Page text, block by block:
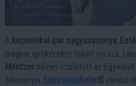
A kozmetikai ipar nagyasszonya,
magyar gyökerekre tekint vissza.
Mentzer néven született az Egyesült
édesanyja Sátoraljaújhelyről